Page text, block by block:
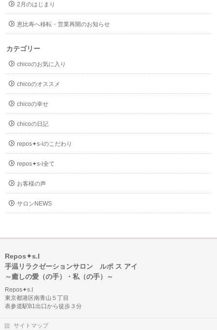
2月のはじまり
恵比寿へ移転・営業再開のお知らせ
カテゴリー
chicoのお気に入り
chicoのオススメ
chicoの幸せ
chicoの日記
repos✦s-iのこだわり
repos✦s-i全て
お客様の声
サロンNEWS
Repos✦s.I
手温リラクゼーションサロン ルポ ス アイ
～癒しの愛（の手）・私（の手）～
Repos✦s.I
東京都港区南青山５丁目
表参道駅B1出口から徒歩３分
サイトマップ